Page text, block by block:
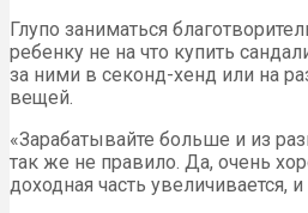
Глупо заниматься
ребенку не на что купить
за ними в секонд-хенд или на
вещей.
«Зарабатывайте больше и из
так же не правило. Да, очень
доходная часть увеличивается,